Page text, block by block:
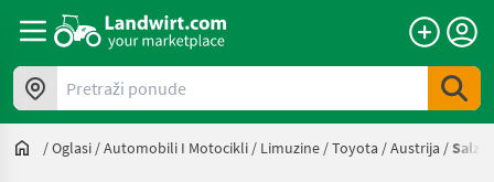
Pretraži ponude
/Oglasi /Automobili I Motocikli / Limuzine /Toyota /Austrija /